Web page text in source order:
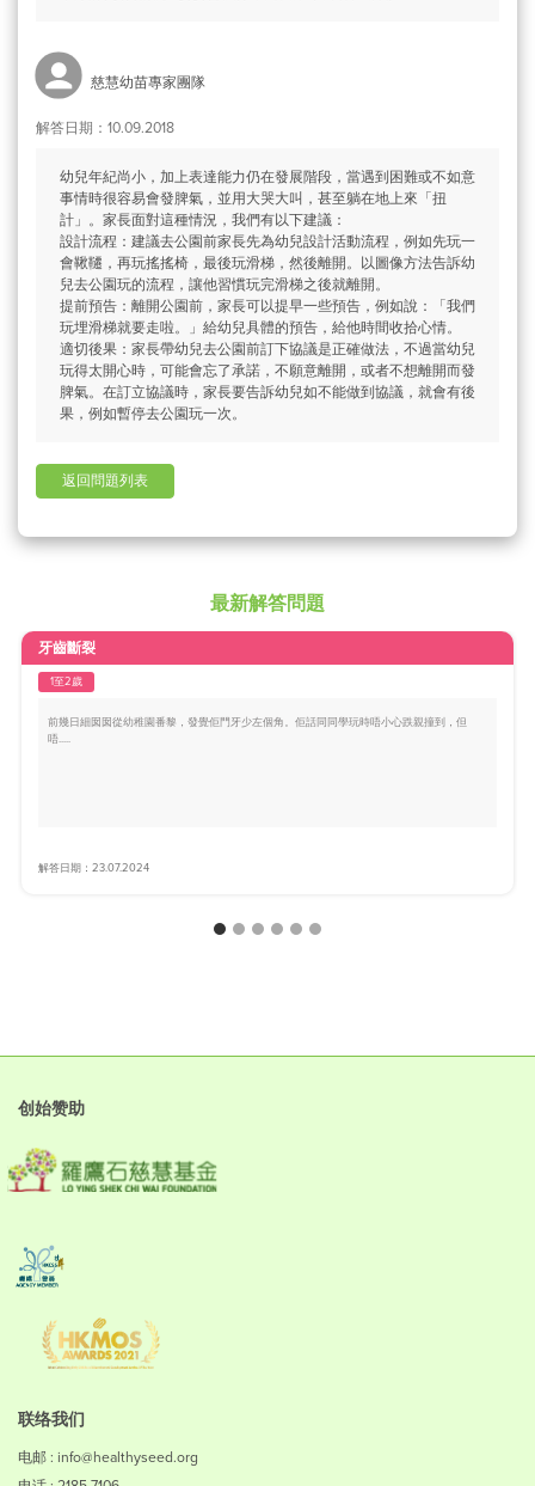
慈慧幼苗專家團隊
解答日期：10.09.2018
幼兒年紀尚小，加上表達能力仍在發展階段，當遇到困難或不如意
事情時很容易會發脾氣，並用大哭大叫，甚至躺在地上來「扭
計」。家長面對這種情況，我們有以下建議：
設計流程：建議去公園前家長先為幼兒設計活動流程，例如先玩一
會鞦韆，再玩搖搖椅，最後玩滑梯，然後離開。以圖像方法告訴幼
兒去公園玩的流程，讓他習慣玩完滑梯之後就離開。
提前預告：離開公園前，家長可以提早一些預告，例如說：「我們
玩埋滑梯就要走啦。」給幼兒具體的預告，給他時間收拾心情。
適切後果：家長帶幼兒去公園前訂下協議是正確做法，不過當幼兒
玩得太開心時，可能會忘了承諾，不願意離開，或者不想離開而發
脾氣。在訂立協議時，家長要告訴幼兒如不能做到協議，就會有後
果，例如暫停去公園玩一次。
返回問題列表
最新解答問題
牙齒斷裂
1至2歲
前幾日細囡囡從幼稚園番黎，發覺佢門牙少左個角。佢話同同學玩時唔小心跌親撞到，但
唔.....
解答日期：23.07.2024
创始赞助
联络我们
电邮 : info@healthyseed.org